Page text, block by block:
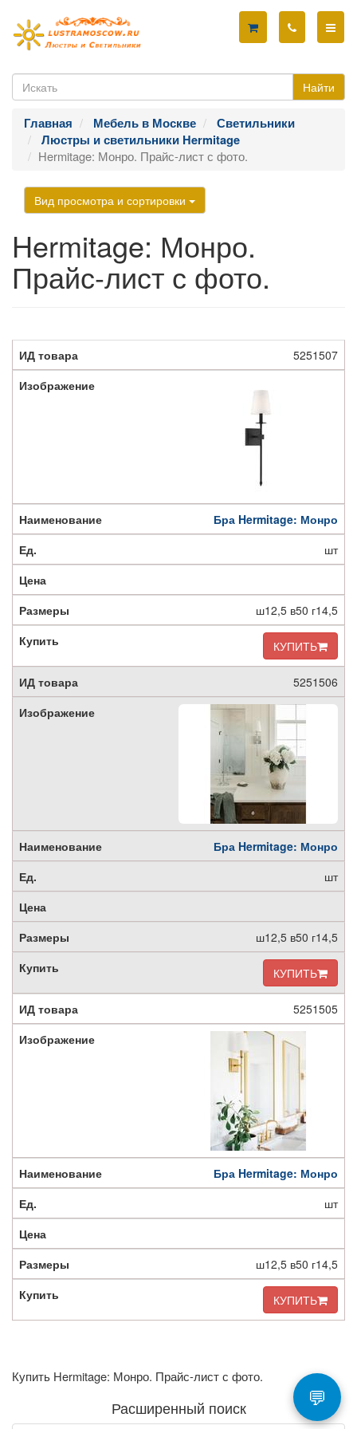
Найти
Главная Мебель в Москве
Светильники
Люстры и светильники Hermitage
Hermitage: Монро. Прайс-лист с фото.
Вид просмотра и сортировки
Hermitage: Монро.
Прайс-лист с фото.
5251507
Бра Hermitage: Монро
шт
ш12,5 в50 г14,5
КУПИТЬ
5251506
Бра Hermitage: Монро
шт
ш12,5 в50 г14,5
КУПИТЬ
5251505
Бра Hermitage: Монро
шт
ш12,5 в50 г14,5
КУПИТЬ
Купить Hermitage: Монро. Прайс-лист с фото.
Расширенный поиск 💬